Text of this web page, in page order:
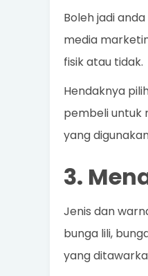
Boleh jadi
media
fisik atau tidak.
Hendaknya
pembeli untuk
yang
3.
Jenis dan
bunga lili,
yang